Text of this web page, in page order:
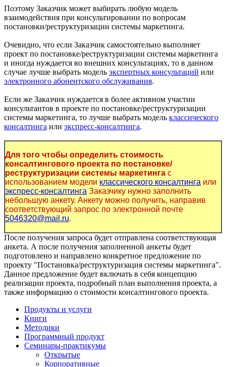
Поэтому Заказчик может выбирать любую модель
взаимодействия при консультировании по вопросам
постановки/реструктуризации системы маркетинга.
Очевидно, что если Заказчик самостоятельно выполняет
проект по постановке/реструктуризации системы маркетинга
и иногда нуждается во внешних консультациях, то в данном
случае лучше выбрать модель экспертных консультаций или
электронного абонентского обслуживания.
Если же Заказчик нуждается в более активном участии
консультантов в проекте по постановке/реструктуризации
системы маркетинга, то лучше выбрать модель классического
консалтинга или экспресс-консалтинга.
Для того чтобы определить стоимость
консалтингового проекта по постановке/
реструктуризации системы маркетинга с
использованием модели классического консалтинга или
экспресс-консалтинга Заказчику нужно заполнить
небольшую анкету. Анкету можно получить, направив
соответствующий запрос по электронной почте
5046320@mail.ru.
После получения запроса будет отправлена соответствующая
анкета. А после получения заполненной анкеты будет
подготовлено и направлено конкретное предложение по
проекту "Постановка/реструктуризация системы маркетинга".
Данное предложение будет включать в себя концепцию
реализации проекта, подробный план выполнения проекта, а
также информацию о стоимости консалтингового проекта.
Продукты и услуги
Книги
Методики
Программный продукт
Семинары-практикумы
Открытые
Корпоративные